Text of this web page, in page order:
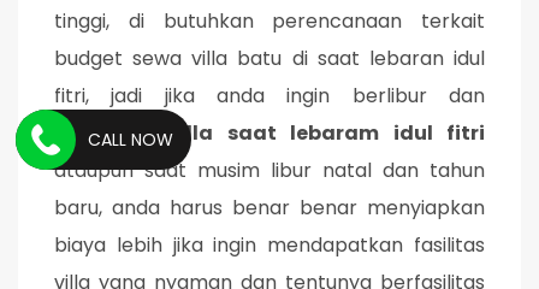
tinggi, di butuhkan perencanaan terkait
budget sewa villa batu di saat lebaran idul
fitri, jadi jika anda ingin berlibur dan
menyewa villa saat lebaram idul fitri
ataupun saat musim libur natal dan tahun
baru, anda harus benar benar menyiapkan
biaya lebih jika ingin mendapatkan fasilitas
villa yang nyaman dan tentunya berfasilitas
CALL NOW